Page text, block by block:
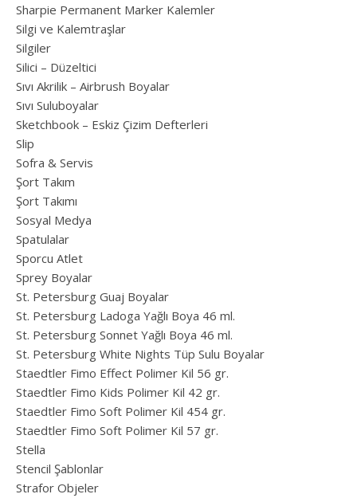
Sharpie Permanent Marker Kalemler
Silgi ve Kalemtraşlar
Silgiler
Silici – Düzeltici
Sıvı Akrilik – Airbrush Boyalar
Sıvı Suluboyalar
Sketchbook – Eskiz Çizim Defterleri
Slip
Sofra & Servis
Şort Takım
Şort Takımı
Sosyal Medya
Spatulalar
Sporcu Atlet
Sprey Boyalar
St. Petersburg Guaj Boyalar
St. Petersburg Ladoga Yağlı Boya 46 ml.
St. Petersburg Sonnet Yağlı Boya 46 ml.
St. Petersburg White Nights Tüp Sulu Boyalar
Staedtler Fimo Effect Polimer Kil 56 gr.
Staedtler Fimo Kids Polimer Kil 42 gr.
Staedtler Fimo Soft Polimer Kil 454 gr.
Staedtler Fimo Soft Polimer Kil 57 gr.
Stella
Stencil Şablonlar
Strafor Objeler